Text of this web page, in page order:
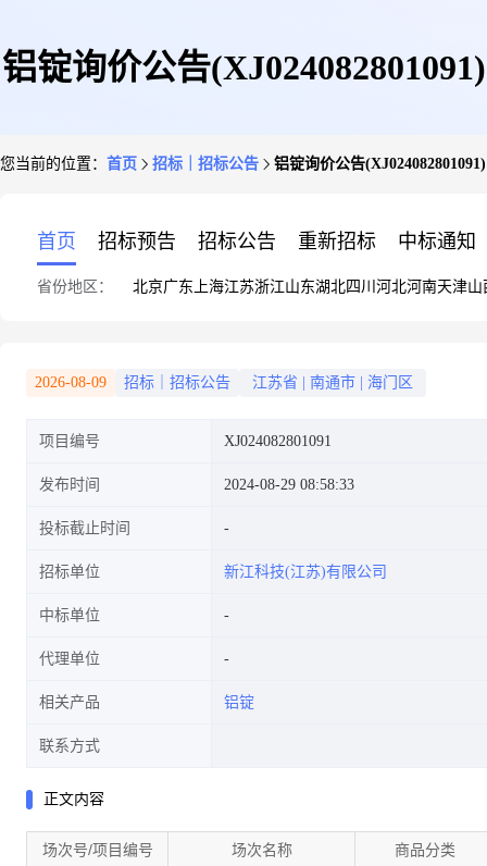
铝锭询价公告(XJ024082801091)
您当前的位置： 首页 招标｜招标公告 铝锭询价公告(XJ024082801091)
首页 招标预告 招标公告 重新招标 中标通知
省份地区： 北京广东 上海江苏浙江山东湖北四川 河北河南天津山
2026-08-09 招标｜招标公告 江苏省 南通市 海门区
项目编号 XJ024082801091
发布时间 2024-08-29 08:58:33
投标截止时间
招标单位 新江科技(江苏)有限公司
中标单位
代理单位
相关产品 铝锭
联系方式
正文内容
场次号/项目编号 场次名称 商品分类